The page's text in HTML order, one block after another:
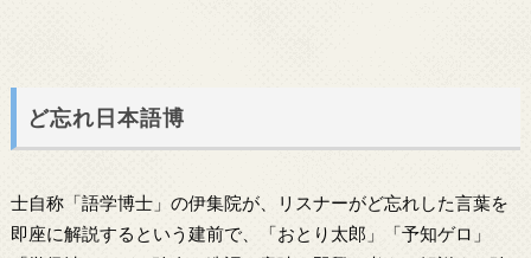
ど忘れ日本語博
士自称「語学博士」の伊集院が、リスナーがど忘れした言葉を
即座に解説するという建前で、「おとり太郎」「予知ゲロ」